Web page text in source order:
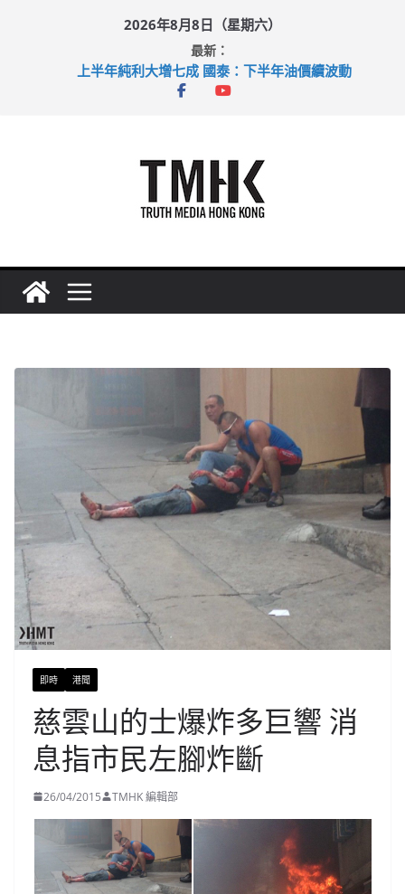
2026年8月8日（星期六）
最新：
上半年純利大增七成 國泰：下半年油價續波動
拜仁熱身賽挫維拉 啟德主場館奪錦標
即時 港聞
慈雲山的士爆炸多巨響 消
息指市民左腳炸斷
26/04/2015 TMHK 編輯部